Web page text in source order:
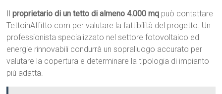
Ilproprietario di un tetto di almeno 4.000 mq può contattare
TettoinAffitto.com per valutare la fattibilità del progetto. Un
professionista specializzato nel settore fotovoltaico ed
energie rinnovabili condurrà un sopralluogo accurato per
valutare la copertura e determinare la tipologia di impianto
più adatta.